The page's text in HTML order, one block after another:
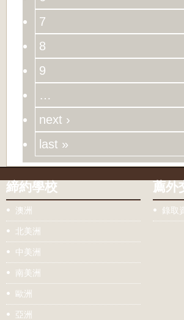
7
8
9
…
next ›
last »
締約學校
澳洲
北美洲
中美洲
南美洲
歐洲
亞洲
薦外
錄取